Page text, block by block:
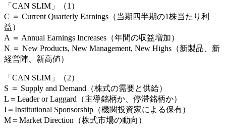
「CAN SLIM」（1）
C ＝ Current Quarterly Earnings（当期四半期の1株当たり利
益）
A ＝ Annual Earnings Increases（年間の収益増加）
N ＝ New Products, New Management, New Highs（新製品、新
経営陣、新高値）
「CAN SLIM」（2）
S ＝ Supply and Demand（株式の需要と供給）
L＝Leader or Laggard（主導銘柄か、停滞銘柄か）
I＝Institutional Sponsorship（機関投資家による保有）
M＝Market Direction（株式市場の動向）